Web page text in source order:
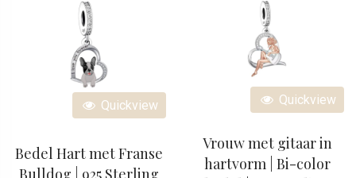
Quickview
Bedel Hart met Franse
Quickview
Vrouw met gitaar in
hartvorm | Bi-color